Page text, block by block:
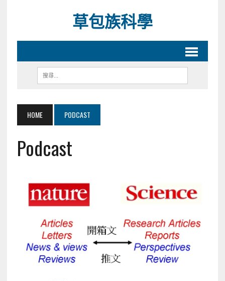
草包族科學
HOME PODCAST
Podcast